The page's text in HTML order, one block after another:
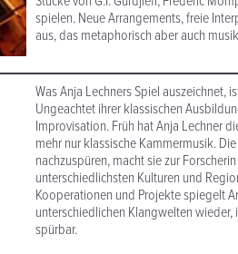
spielen. Neue Arrangements, freie
aus, das metaphorisch aber auch
Was Anja Lechners Spiel
Ungeachtet ihrer klassischen
Improvisation. Früh hat Anja Lechner
mehr nur klassische Kammermusik.
nachzuspüren, macht sie zur
unterschiedlichsten Kulturen und
Kooperationen und Projekte spiegelt
unterschiedlichen Klangwelten
spürbar.